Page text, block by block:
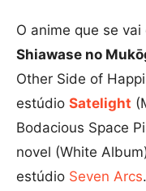
O anime que se vai
Shiawase no
Other Side of
estúdio Satelight
Bodacious Space
novel (White
estúdio Seven Arcs.